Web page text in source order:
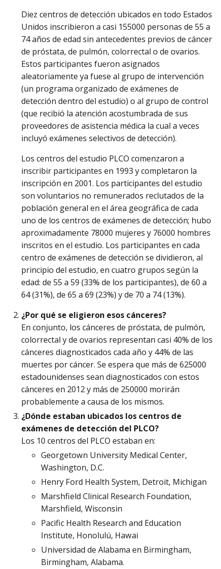
Diez centros de detección ubicados en todo Estados
Unidos inscribieron a casi 155000 personas de 55 a
74 años de edad sin antecedentes previos de cáncer
de próstata, de pulmón, colorrectal o de ovarios.
Estos participantes fueron asignados
aleatoriamente ya fuese al grupo de intervención
(un programa organizado de exámenes de
detección dentro del estudio) o al grupo de control
(que recibió la atención acostumbrada de sus
proveedores de asistencia médica la cual a veces
incluyó exámenes selectivos de detección).
Los centros del estudio PLCO comenzaron a
inscribir participantes en 1993 y completaron la
inscripción en 2001. Los participantes del estudio
son voluntarios no remunerados reclutados de la
población general en el área geográfica de cada
uno de los centros de exámenes de detección; hubo
aproximadamente 78000 mujeres y 76000 hombres
inscritos en el estudio. Los participantes en cada
centro de exámenes de detección se dividieron, al
principio del estudio, en cuatro grupos según la
edad: de 55 a 59 (33% de los participantes), de 60 a
64 (31%), de 65 a 69 (23%) y de 70 a 74 (13%).
¿Por qué se eligieron esos cánceres?
En conjunto, los cánceres de próstata, de pulmón,
colorrectal y de ovarios representan casi 40% de los
cánceres diagnosticados cada año y 44% de las
muertes por cáncer. Se espera que más de 625000
estadounidenses sean diagnosticados con estos
cánceres en 2012 y más de 250000 morirán
probablemente a causa de los mismos.
¿Dónde estaban ubicados los centros de
exámenes de detección del PLCO?
Los 10 centros del PLCO estaban en:
Georgetown University Medical Center,
Washington, D.C.
Henry Ford Health System, Detroit, Michigan
Marshfield Clinical Research Foundation,
Marshfield, Wisconsin
Pacific Health Research and Education
Institute, Honolulú, Hawai
Universidad de Alabama en Birmingham,
Birmingham, Alabama.